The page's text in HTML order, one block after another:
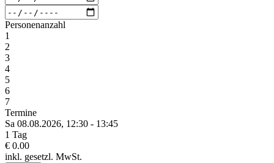
Personenanzahl
1
2
3
4
5
6
7
Termine
Sa 08.08.2026, 12:30 - 13:45
1 Tag
€ 0.00
inkl. gesetzl. MwSt.